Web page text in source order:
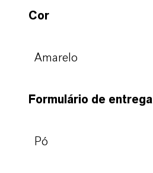
Cor
Amarelo
Formulário de entrega
Pó